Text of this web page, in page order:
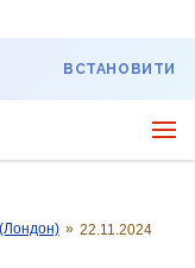
ВСТАНОВИТИ
» 22.11.2024